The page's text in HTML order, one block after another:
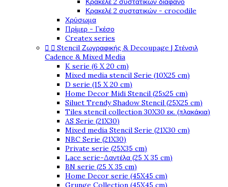
Κρακελέ 2 συστατικών - crocodile
Χρύσωμα
Πρίμερ - Γκέσο
Createx series
  Stencil Ζωγραφικής & Decoupage | Στένσιλ
Cadence & Mixed Media
K serie (6 X 20 cm)
Mixed media stencil Serie (10X25 cm)
D serie (15 X 20 cm)
Home Decor Midi Stencil (25x25 cm)
Siluet Trendy Shadow Stencil (25X25 cm)
Tiles stencil collection 30X30 εκ. (πλακάκια)
AS Serie (21X30)
Mixed media Stencil Serie (21X30 cm)
NBC Serie (21X30)
Private serie (25X35 cm)
Lace serie-Δαντέλα (25 X 35 cm)
BN serie (25 X 35 cm)
Home Decor serie (45X45 cm)
Grunge Collection (45X45 cm)